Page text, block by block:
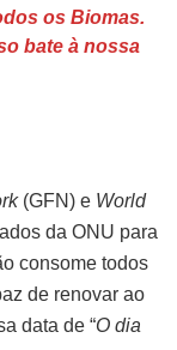
os Biomas.
bate à nossa
(GFN) e World
da ONU para
consome todos
de renovar ao
data de “O dia